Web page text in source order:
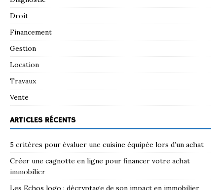
Droit
Financement
Gestion
Location
Travaux
Vente
ARTICLES RÉCENTS
5 critères pour évaluer une cuisine équipée lors d’un achat
Créer une cagnotte en ligne pour financer votre achat
immobilier